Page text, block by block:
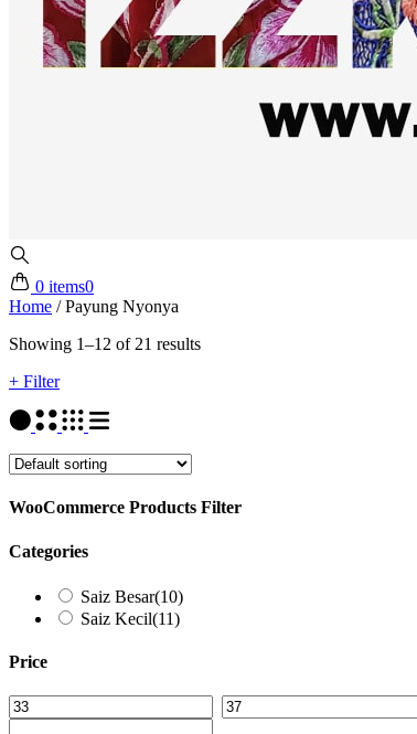
0 items0
Home /Payung Nyonya
Showing 1–12 of 21 results
+ Filter
WooCommerce Products Filter
Categories
Saiz Besar(10)
Saiz Kecil(11)
Price